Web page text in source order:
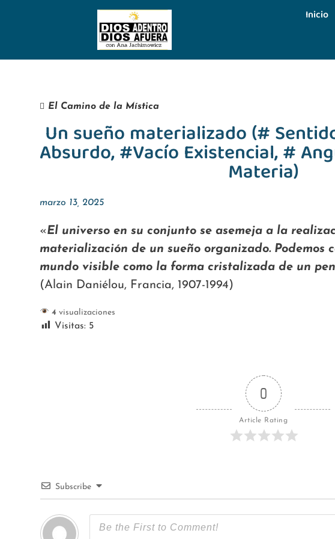
Inicio
El Camino de la Mística
Un sueño materializado (#
Absurdo, #Vacío Existencial, #
Materia)
marzo 13, 2025
«El universo en su conjunto se asemeja a la
materialización de un sueño organizado. Podemos
mundo visible como la forma cristalizada de un
(Alain Daniélou, Francia, 1907-1994)
4visualizaciones
Visitas: 5
0
Article Rating
Subscribe